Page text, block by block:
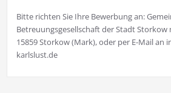
Bitte richten Sie Ihre Bewerbung an:
Betreuungsgesellschaft der Stadt Storkow
15859 Storkow (Mark), oder per E-Mail an
karlslust.de